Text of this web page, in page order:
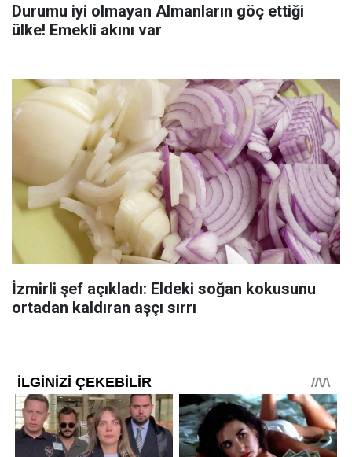
Durumu iyi olmayan Almanların göç ettiği
ülke! Emekli akını var
İzmirli şef açıkladı: Eldeki soğan kokusunu
ortadan kaldıran aşçı sırrı